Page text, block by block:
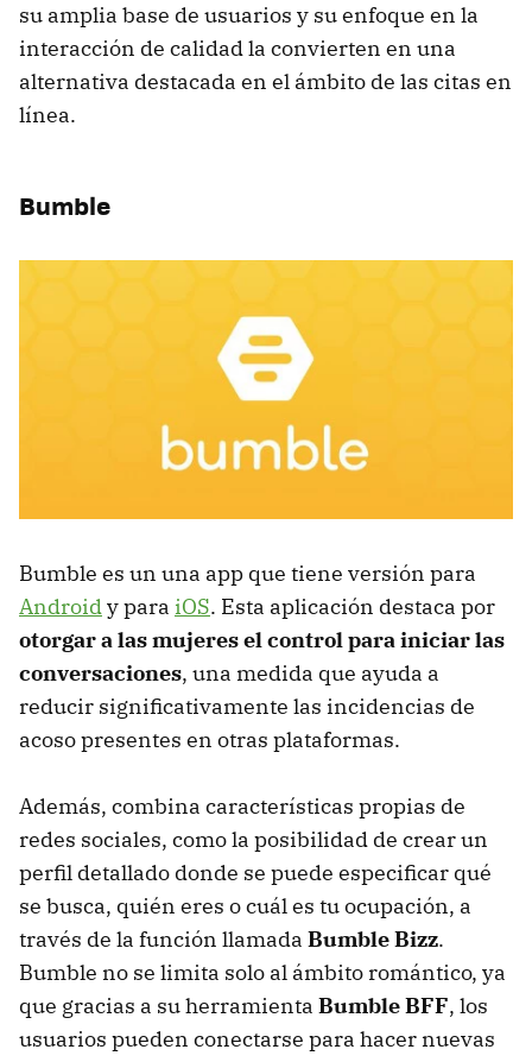
su amplia base de usuarios y su enfoque en la
interacción de calidad la convierten en una
alternativa destacada en el ámbito de las citas en
línea.
Bumble
Bumble es un una app que tiene versión para
Androidy para iOS. Esta aplicación destaca por
otorgar a las mujeres el control para iniciar las
conversaciones, una medida que ayuda a
reducir significativamente las incidencias de
acoso presentes en otras plataformas.
Además, combina características propias de
redes sociales, como la posibilidad de crear un
perfil detallado donde se puede especificar qué
se busca, quién eres o cuál es tu ocupación, a
través de la función llamada Bumble Bizz.
Bumble no se limita solo al ámbito romántico, ya
que gracias a su herramienta Bumble BFF, los
usuarios pueden conectarse para hacer nuevas